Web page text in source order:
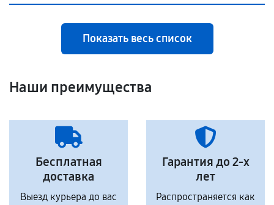
Показать весь список
Наши преимущества
Бесплатная
доставка
Выезд курьера до вас
Гарантия до 2-х
лет
Распространяется как